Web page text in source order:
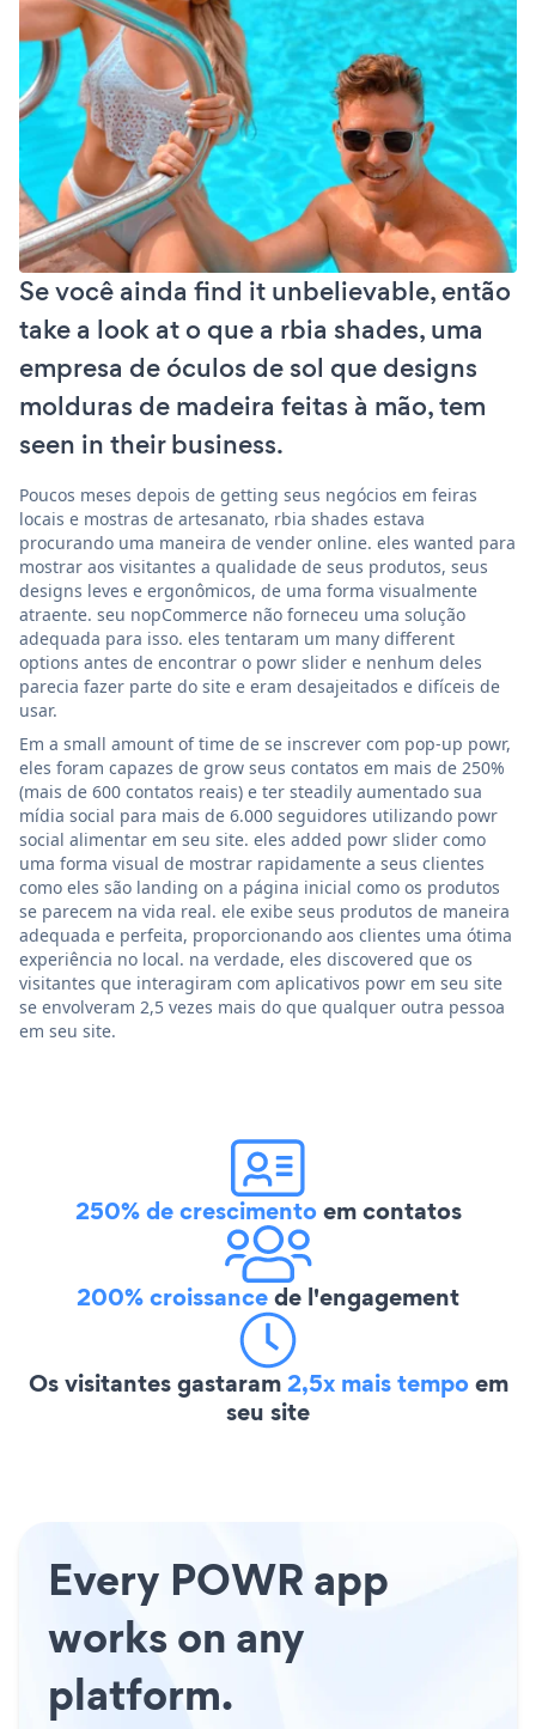
Se você ainda find it unbelievable, então
take a look at o que a rbia shades, uma
empresa de óculos de sol que designs
molduras de madeira feitas à mão, tem
seen in their business.
Poucos meses depois de getting seus negócios em feiras
locais e mostras de artesanato, rbia shades estava
procurando uma maneira de vender online. eles wanted para
mostrar aos visitantes a qualidade de seus produtos, seus
designs leves e ergonômicos, de uma forma visualmente
atraente. seu nopCommerce não forneceu uma solução
adequada para isso. eles tentaram um many different
options antes de encontrar o powr slider e nenhum deles
parecia fazer parte do site e eram desajeitados e difíceis de
usar.
Em a small amount of time de se inscrever com pop-up powr,
eles foram capazes de grow seus contatos em mais de 250%
(mais de 600 contatos reais) e ter steadily aumentado sua
mídia social para mais de 6.000 seguidores utilizando powr
social alimentar em seu site. eles added powr slider como
uma forma visual de mostrar rapidamente a seus clientes
como eles são landing on a página inicial como os produtos
se parecem na vida real. ele exibe seus produtos de maneira
adequada e perfeita, proporcionando aos clientes uma ótima
experiência no local. na verdade, eles discovered que os
visitantes que interagiram com aplicativos powr em seu site
se envolveram 2,5 vezes mais do que qualquer outra pessoa
em seu site.
250% de crescimentoem contatos
200% croissancede l'engagement
Os visitantes gastaram2,5x mais tempoem
seu site
Every POWR app
works on any
platform.